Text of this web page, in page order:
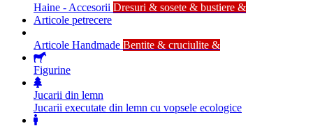
Haine - Accesorii Dresuri & sosete & bustiere &
Articole petrecere
Articole Handmade Bentite & cruciulite &
Figurine
Jucarii din lemn
Jucarii executate din lemn cu vopsele ecologice